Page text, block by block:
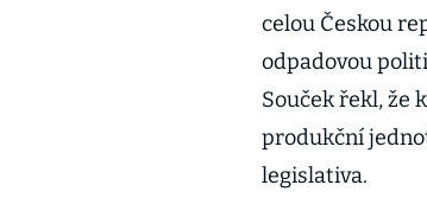
celou Českou
odpadovou
Souček řekl, že
produkční
legislativa.